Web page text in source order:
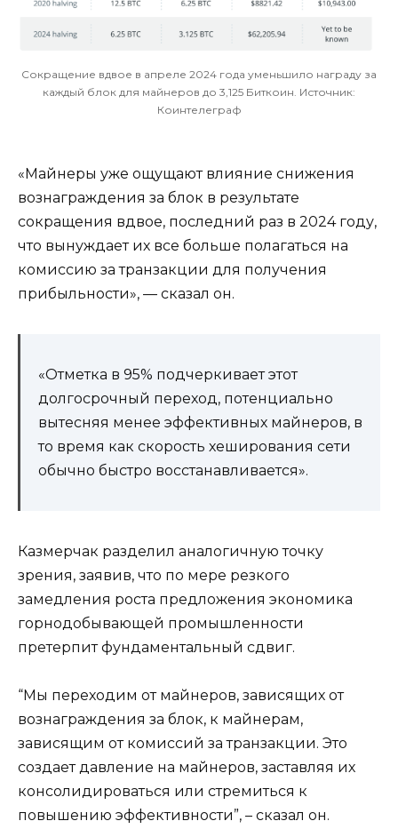
Сокращение вдвое в апреле 2024 года уменьшило награду за
каждый блок для майнеров до 3,125 Биткоин. Источник:
Коинтелеграф
«Майнеры уже ощущают влияние снижения
вознаграждения за блок в результате
сокращения вдвое, последний раз в 2024 году,
что вынуждает их все больше полагаться на
комиссию за транзакции для получения
прибыльности», — сказал он.
«Отметка в 95% подчеркивает этот
долгосрочный переход, потенциально
вытесняя менее эффективных майнеров, в
то время как скорость хеширования сети
обычно быстро восстанавливается».
Казмерчак разделил аналогичную точку
зрения, заявив, что по мере резкого
замедления роста предложения экономика
горнодобывающей промышленности
претерпит фундаментальный сдвиг.
“Мы переходим от майнеров, зависящих от
вознаграждения за блок, к майнерам,
зависящим от комиссий за транзакции. Это
создает давление на майнеров, заставляя их
консолидироваться или стремиться к
повышению эффективности”, – сказал он.